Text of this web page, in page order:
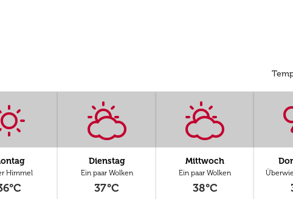
Himmel
Dienstag
Ein paar Wolken
37°C
Mittwoch
Ein paar Wolken
38°C